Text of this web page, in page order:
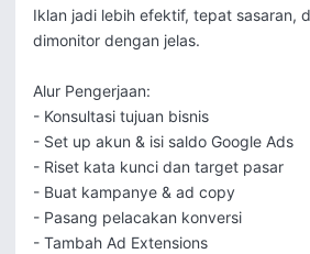
Iklan jadi lebih efektif, tepat sasaran,
dimonitor dengan jelas.
Alur Pengerjaan:
- Konsultasi tujuan bisnis
- Set up akun & isi saldo Google Ads
- Riset kata kunci dan target pasar
- Buat kampanye & ad copy
- Pasang pelacakan konversi
- Tambah Ad Extensions